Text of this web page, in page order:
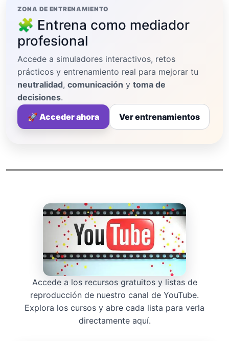
ZONA DE ENTRENAMIENTO
🧩 Entrena como mediador
profesional
Accede a simuladores interactivos, retos
prácticos y entrenamiento real para mejorar tu
neutralidad, comunicación y toma de
decisiones.
🚀 Acceder ahora
Ver entrenamientos
Accede a los recursos gratuitos y listas de
reproducción de nuestro canal de YouTube.
Explora los cursos y abre cada lista para verla
directamente aquí.